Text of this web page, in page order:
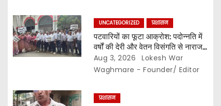
UNCATEGORIZED प्रशासन
पटवारियों का फूटा आक्रोश: पदोन्नति में
वर्षों की देरी और वेतन विसंगति से नाराज,,
संघ ने कलेक्टर से की तत्काल कार्रवाई की
मांग…
Aug 3, 2026
Lokesh War
Waghmare - Founder/ Editor
प्रशासन